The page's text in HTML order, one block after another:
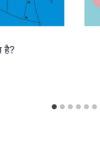
है?